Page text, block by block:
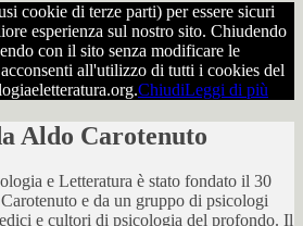
cookie di terze parti) per essere sicuri
esperienza sul nostro sito. Chiudendo
con il sito senza modificare le
all'utilizzo di tutti i cookies del
ChiudiLeggi di più
Aldo Carotenuto
e Letteratura è stato fondato il 30
e da un gruppo di psicologi
e cultori di psicologia del profondo. Il